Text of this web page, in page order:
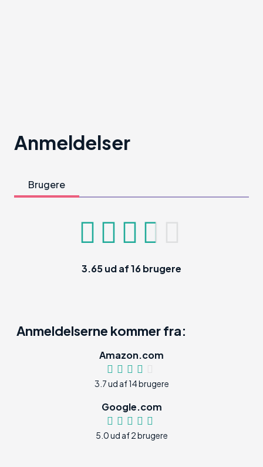
Anmeldelser
Brugere
3.65ud af16brugere
Anmeldelserne kommer fra:
Amazon.com
3.7 ud af 14 brugere
Google.com
5.0 ud af 2 brugere